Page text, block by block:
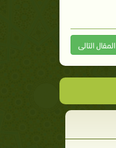
المقال التالى